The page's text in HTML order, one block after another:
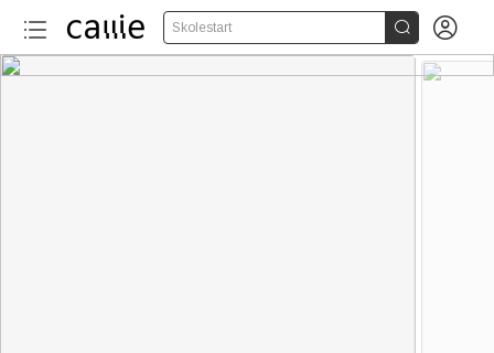
Skolestart  